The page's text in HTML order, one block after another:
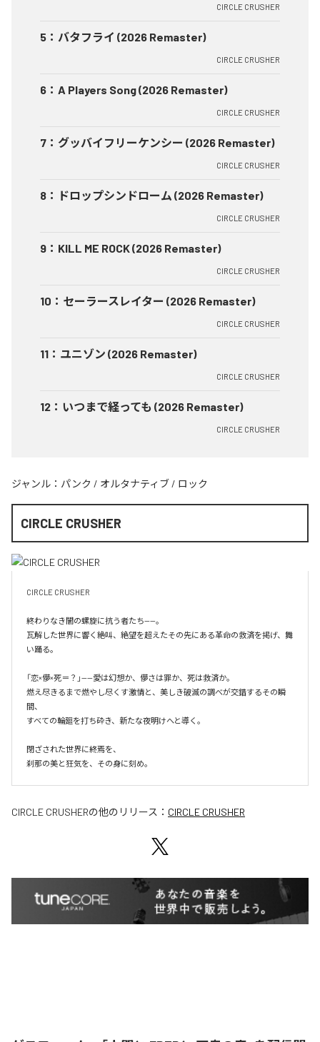
CIRCLE CRUSHER
5 ： バタフライ (2026 Remaster)
CIRCLE CRUSHER
6 ： A Players Song (2026 Remaster)
CIRCLE CRUSHER
7 ： グッバイフリーケンシー (2026 Remaster)
CIRCLE CRUSHER
8 ： ドロップシンドローム (2026 Remaster)
CIRCLE CRUSHER
9 ： KILL ME ROCK (2026 Remaster)
CIRCLE CRUSHER
10 ： セーラースレイター (2026 Remaster)
CIRCLE CRUSHER
11 ： ユニゾン (2026 Remaster)
CIRCLE CRUSHER
12 ： いつまで経っても (2026 Remaster)
CIRCLE CRUSHER
ジャンル： パンク / オルタナティブ / ロック
CIRCLE CRUSHER
CIRCLE CRUSHER
終わりなき闇の螺旋に抗う者たち——。
瓦解した世界に響く絶叫、絶望を超えたその先にある革命の救済を掲げ、舞
い踊る。
「恋×儚×死＝？」——愛は幻想か、儚さは罪か、死は救済か。
燃え尽きるまで燃やし尽くす激情と、美しき破滅の調べが交錯するその瞬
間、
すべての輪廻を打ち砕き、新たな夜明けへと導く。
閉ざされた世界に終焉を、
刹那の美と狂気を、その身に刻め。
CIRCLE CRUSHERの他のリリース： CIRCLE CRUSHER